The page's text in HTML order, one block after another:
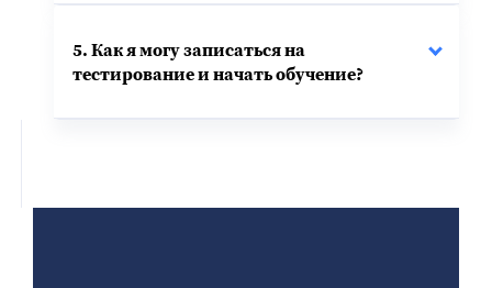
5. Как я могу записаться на
тестирование и начать обучение?